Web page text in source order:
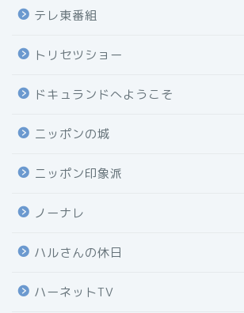
テレ東番組
トリセツショー
ドキュランドへようこそ
ニッポンの城
ニッポン印象派
ノーナレ
ハルさんの休日
ハーネットTV